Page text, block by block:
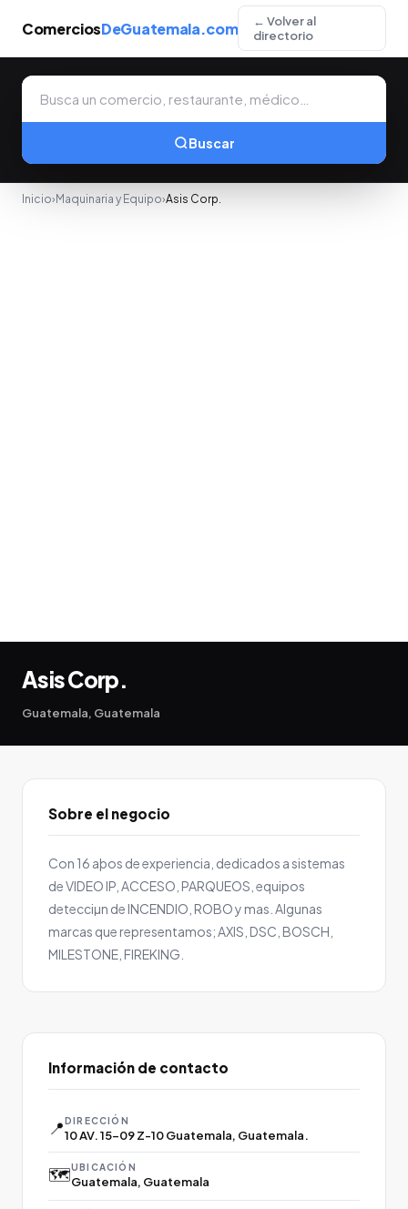
ComerciosDeGuatemala.com
← Volver al
directorio
Buscar
Inicio› Maquinaria y Equipo›Asis Corp.
Asis Corp.
Guatemala, Guatemala
Sobre el negocio
Con 16 aþos de experiencia, dedicados a sistemas
de VIDEO IP, ACCESO, PARQUEOS, equipos
detecciµn de INCENDIO, ROBO y mas. Algunas
marcas que representamos; AXIS, DSC, BOSCH,
MILESTONE, FIREKING.
Información de contacto
📍DIRECCIÓN
10 AV. 15-09 Z-10 Guatemala, Guatemala.
🗺️UBICACIÓN
Guatemala, Guatemala